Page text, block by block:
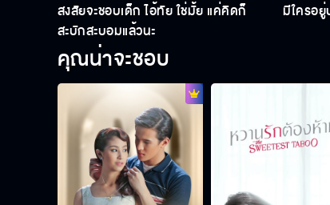
สงสัยจะชอบเด็ก ไอ้ทัย ใช่มั้ย แค่คิดก็
สะบักสะบอมแล้วนะ
มีใครอ
คุณน่าจะชอบ